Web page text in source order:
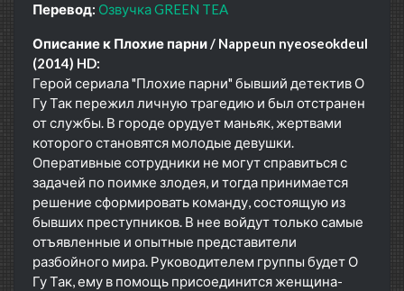
Перевод: Озвучка GREEN TEA
Описание к Плохие парни / Nappeun nyeoseokdeul
(2014) HD:
Герой сериала "Плохие парни" бывший детектив О
Гу Так пережил личную трагедию и был отстранен
от службы. В городе орудует маньяк, жертвами
которого становятся молодые девушки.
Оперативные сотрудники не могут справиться с
задачей по поимке злодея, и тогда принимается
решение сформировать команду, состоящую из
бывших преступников. В нее войдут только самые
отъявленные и опытные представители
разбойного мира. Руководителем группы будет О
Гу Так, ему в помощь присоединится женщина-